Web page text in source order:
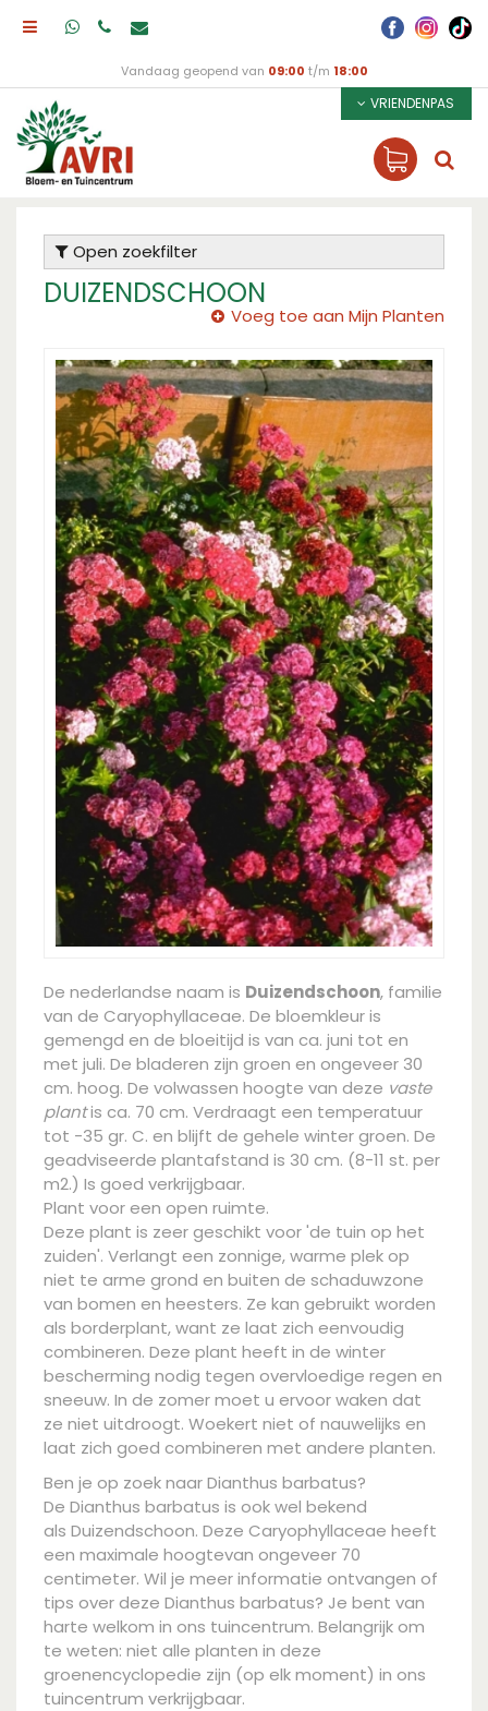
Vandaag geopend van 09:00 t/m 18:00
VRIENDENPAS
Open zoekfilter
DUIZENDSCHOON
Voeg toe aan Mijn Planten
De nederlandse naam is Duizendschoon, familie
van de Caryophyllaceae. De bloemkleur is
gemengd en de bloeitijd is van ca. juni tot en
met juli. De bladeren zijn groen en ongeveer 30
cm. hoog. De volwassen hoogte van deze vaste
plantis ca. 70 cm. Verdraagt een temperatuur
tot -35 gr. C. en blijft de gehele winter groen. De
geadviseerde plantafstand is 30 cm. (8-11 st. per
m2.) Is goed verkrijgbaar.
Plant voor een open ruimte.
Deze plant is zeer geschikt voor 'de tuin op het
zuiden'. Verlangt een zonnige, warme plek op
niet te arme grond en buiten de schaduwzone
van bomen en heesters. Ze kan gebruikt worden
als borderplant, want ze laat zich eenvoudig
combineren. Deze plant heeft in de winter
bescherming nodig tegen overvloedige regen en
sneeuw. In de zomer moet u ervoor waken dat
ze niet uitdroogt. Woekert niet of nauwelijks en
laat zich goed combineren met andere planten.
Ben je op zoek naar Dianthus barbatus?
De Dianthus barbatus is ook wel bekend
als Duizendschoon. Deze Caryophyllaceae heeft
een maximale hoogtevan ongeveer 70
centimeter. Wil je meer informatie ontvangen of
tips over deze Dianthus barbatus? Je bent van
harte welkom in ons tuincentrum. Belangrijk om
te weten: niet alle planten in deze
groenencyclopedie zijn (op elk moment) in ons
tuincentrum verkrijgbaar.